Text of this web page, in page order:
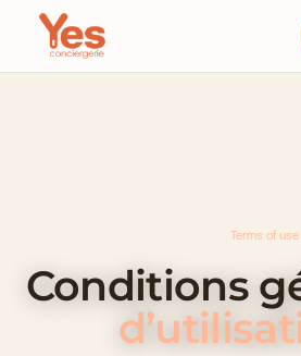
Terms of use
Conditions